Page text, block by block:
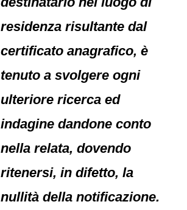
residenza risultante dal
certificato anagrafico, è
tenuto a svolgere ogni
ulteriore ricerca ed
indagine dandone conto
nella relata, dovendo
ritenersi, in difetto, la
nullità della notificazione.